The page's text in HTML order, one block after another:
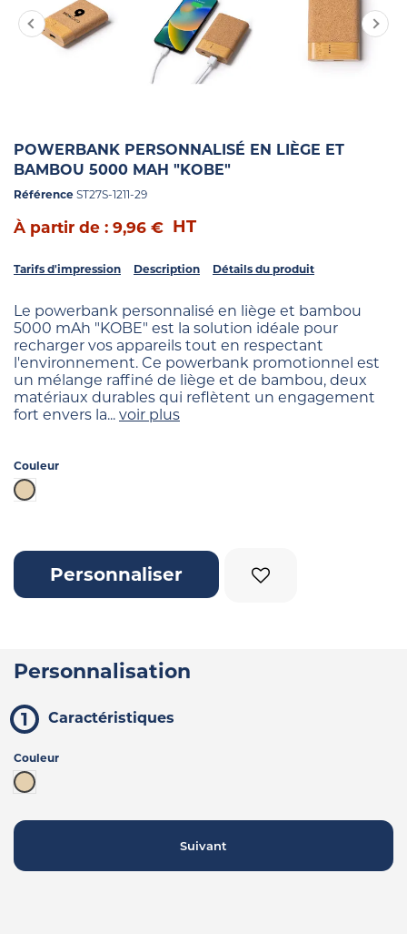
POWERBANK PERSONNALISÉ EN LIÈGE ET
BAMBOU 5000 MAH "KOBE"
Référence ST27S-1211-29
À partir de : 9,96 € HT
Tarifs d'impression Description Détails du produit
Le powerbank personnalisé en liège et bambou
5000 mAh "KOBE" est la solution idéale pour
recharger vos appareils tout en respectant
l'environnement. Ce powerbank promotionnel est
un mélange raffiné de liège et de bambou, deux
matériaux durables qui reflètent un engagement
fort envers la... voir plus
Couleur
Beige
Personnaliser
Personnalisation
Caractéristiques
Couleur
Beige
Suivant